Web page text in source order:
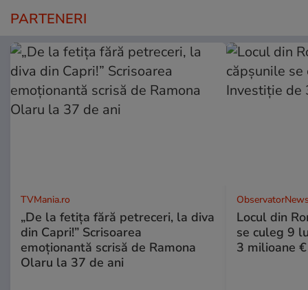
PARTENERI
TVMania.ro
„De la fetița fără petreceri, la diva
din Capri!” Scrisoarea
emoționantă scrisă de Ramona
Olaru la 37 de ani
Locul din
se culeg 9
3 milioane €